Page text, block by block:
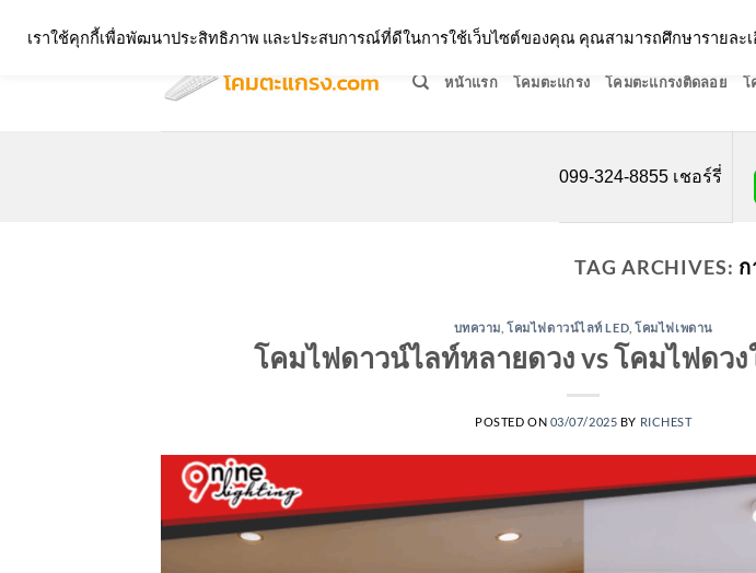
หน้าแรก โคมตะแกรง โคมตะแกรงติดลอย โ
099-324-8855 เชอร์รี่
TAG ARCHIVES:
บทความ ,โคมไฟดาวน์ไลท์ LED ,โคมไฟเพดาน
โคมไฟดาวน์ไลท์หลายดวง vs โคมไฟดว
POSTED ON 03/07/2025 BY RICHEST
เราใช้คุกกี้เพื่อพัฒนาประสิทธิภาพ และประสบการณ์ที่ดีในการใช้เว็บไซต์ของคุณ คุณสามารถศึกษารายละ